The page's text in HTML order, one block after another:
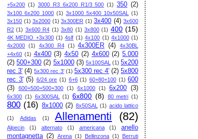
+5x200 (1) 3000 R3 6x200 R1/3 500 (1) 350 (2)
3x100 6x200 1000 (1) 3x1000 5x400 10x50SAL
(1)
3x150 (1) 3x2000 (1) 3x300ER (1) 3x400 (4) 3x600
R2 (1) 3x600 R4 (1) 3x80 (1) 3x800 (1) 400 (15)
4K MEDIO +3x300 (1) 4slf (1) 4x100 (1) 4x1000 (1)
4x2000 (1) 4x300 R4 (1) 4x300ER (4)
4x30BL
+4x60 (1) 4x400 (3) 4x50 (2) 4x600 (2) 5.000
(2) 500+300 (2) 5x1000 (3) 5x100SAL (1) 5x200
rec 3' (4) 5x300 rec 3' (1) 5x300 rec 4' (2) 5x800
rec 3' (5) 6/24 ore (1) 6+6 (1) 60+80+100 (1) 600
(3)
600+500+500+300 (1) 6x1000 (1) 6x200 (3)
6x300 (1) 6x300SAL (1) 6x800 (8) 80 metri (1)
800 (16) 8x1000 (2) 8x50SAL (1) acido lattico
(1) Adidas (1) Allenamenti (82)
Alpecin (1) alternato (1) americana (1)
anello
montagnetta (2) Arena (1) Bellinzona (1)
Berruti